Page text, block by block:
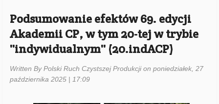
Podsumowanie efektów 69. edycji
Akademii CP, w tym 20-tej w trybie
''indywidualnym'' (20.indACP)
Written By Polski Ruch Czystszej Produkcji on poniedziałek, 27
października 2025 | 17:09